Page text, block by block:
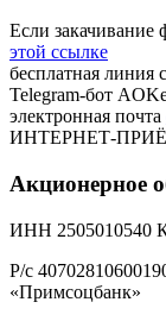
Если закачивание
этой ссылке
бесплатная линия
Telegram-бот
электронная почта
ИНТЕРНЕТ-
Акционерное
ИНН 2505010540
Р/с
«Примсоцбанк»